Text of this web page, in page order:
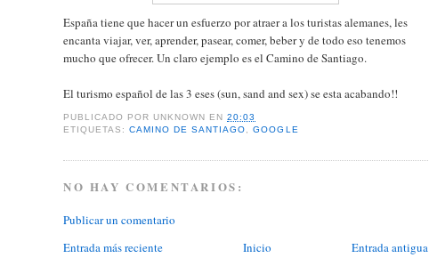
España tiene que hacer un esfuerzo por atraer a los turistas alemanes, les
encanta viajar, ver, aprender, pasear, comer, beber y de todo eso tenemos
mucho que ofrecer. Un claro ejemplo es el Camino de Santiago.
El turismo español de las 3 eses (sun, sand and sex) se esta acabando!!
PUBLICADO PORUNKNOWN EN20:03
ETIQUETAS:CAMINO DE SANTIAGO ,GOOGLE
NO HAY COMENTARIOS:
Publicar un comentario
Entrada más reciente
Entrada antigua
Inicio